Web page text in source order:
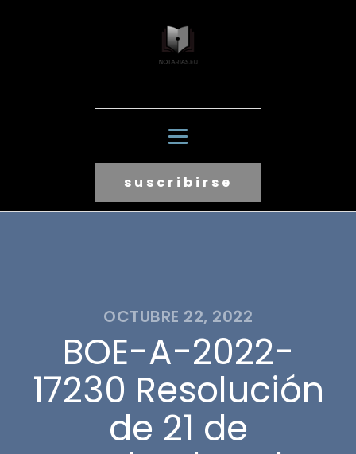
suscribirse
OCTUBRE 22, 2022
BOE-A-2022-
17230 Resolución
de 21 de